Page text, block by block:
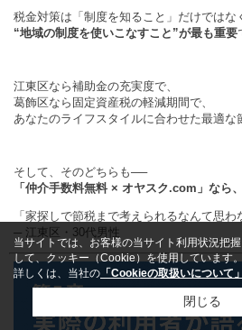
税金対策は「制度を知ること」だけではな
“地域の制度を使いこなすこと”が最も重要
江東区なら補助金の充実度で、
葛飾区なら固定資産税の軽減期間で、
あなたのライフスタイルに合わせた最適な
そして、そのどちらも──
「仲介手数料無料 × オヤスク.com」なら
「家探しで節税まで考えられるなんて思わ
─ 江東区・30代男性
当サイトでは、お客様の当サイト利用状況把
して、クッキー（Cookie）を使用しています。
詳しくは、当社の 「Cookieの取扱いについて」
閉じる